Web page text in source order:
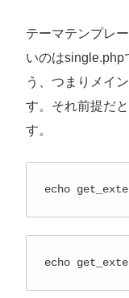
テーマテンプレ
いのはsingle.php
う、つまりメイ
す。それ前提だ
す。
echo
echo